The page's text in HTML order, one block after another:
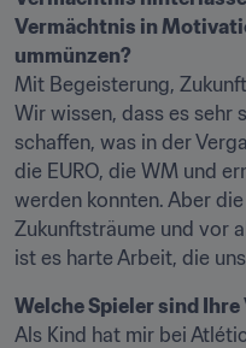
Vermächtnis in
ummünzen?
Mit Begeisterung,
Wir wissen, dass es sehr
schaffen, was in der
die EURO, die WM und
werden konnten. Aber
Zukunftsträume und vor
ist es harte Arbeit, die
Welche Spieler sind
Als Kind hat mir bei